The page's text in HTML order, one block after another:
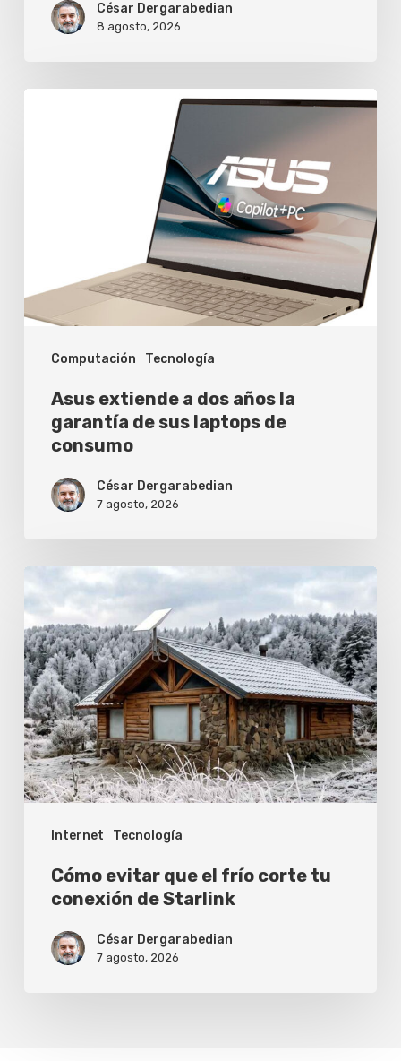
César Dergarabedian
8 agosto, 2026
Computación Tecnología
de
laptops
consumo
Asus extiende a dos años la
garantía de sus laptops de
consumo
César Dergarabedian
7 agosto, 2026
Internet Tecnología
evitar
que
el
frío
corte
tu
conexión
de
Starlink
Cómo evitar que el frío corte tu
conexión de Starlink
César Dergarabedian
7 agosto, 2026